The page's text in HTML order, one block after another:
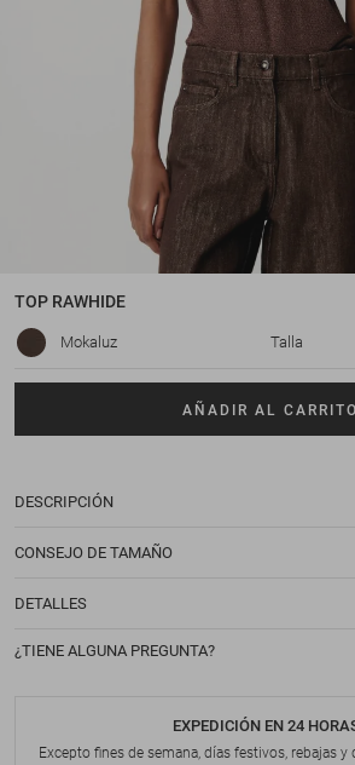
TOP RAWHIDE
Mokaluz Talla
AÑADIR AL CARRITO
DESCRIPCIÓN
CONSEJO DE TAMAÑO
DETALLES
¿TIENE ALGUNA PREGUNTA?
EXPEDICIÓN EN 24
Excepto fines de semana, días festivos, rebajas